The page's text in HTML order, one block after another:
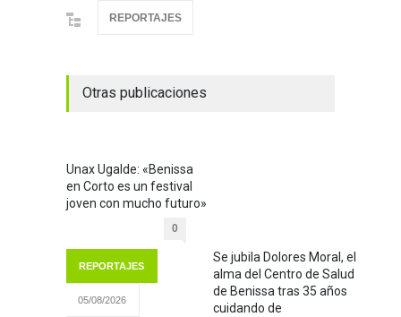
REPORTAJES
Otras publicaciones
Unax Ugalde: «Benissa
en Corto es un festival
joven con mucho futuro»
0
REPORTAJES
05/08/2026
Se jubila Dolores Moral, el
alma del Centro de Salud
de Benissa tras 35 años
cuidando de